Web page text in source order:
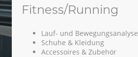
Fitness/Running
Lauf- und Bewegungsanalyse
Schuhe & Kleidung
Accessoires & Zubehör